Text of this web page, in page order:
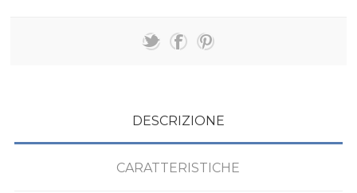
DESCRIZIONE
CARATTERISTICHE